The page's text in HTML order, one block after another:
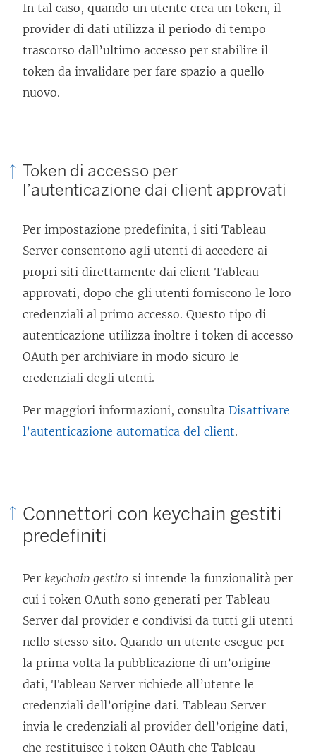
In tal caso, quando un utente crea un token, il
provider di dati utilizza il periodo di tempo
trascorso dall’ultimo accesso per stabilire il
token da invalidare per fare spazio a quello
nuovo.
Token di accesso per
l’autenticazione dai client approvati
Per impostazione predefinita, i siti Tableau
Server consentono agli utenti di accedere ai
propri siti direttamente dai client Tableau
approvati, dopo che gli utenti forniscono le loro
credenziali al primo accesso. Questo tipo di
autenticazione utilizza inoltre i token di accesso
OAuth per archiviare in modo sicuro le
credenziali degli utenti.
Per maggiori informazioni, consulta Disattivare
l’autenticazione automatica del client.
Connettori con keychain gestiti
predefiniti
Per keychain gestito si intende la funzionalità per
cui i token OAuth sono generati per Tableau
Server dal provider e condivisi da tutti gli utenti
nello stesso sito. Quando un utente esegue per
la prima volta la pubblicazione di un’origine
dati, Tableau Server richiede all’utente le
credenziali dell’origine dati. Tableau Server
invia le credenziali al provider dell’origine dati,
che restituisce i token OAuth che Tableau